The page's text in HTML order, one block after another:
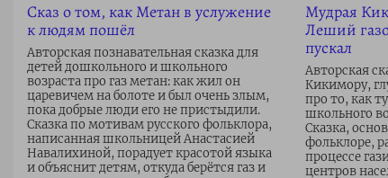
Сказ о том, как Метан в услужение
к людям пошёл
Авторская познавательная сказка для
детей дошкольного и школьного
возраста про газ метан: как жил он
царевичем на болоте и был очень злым,
пока добрые люди его не пристыдили.
Сказка по мотивам русского фольклора,
написанная школьницей Анастасией
Навалихиной, порадует красотой языка
и объяснит детям, откуда берётся газ и
Мудрая
Леший
пускал
Авторская
Кикимору,
про то, как
школьного
Сказка,
фольклоре,
процессе
центров